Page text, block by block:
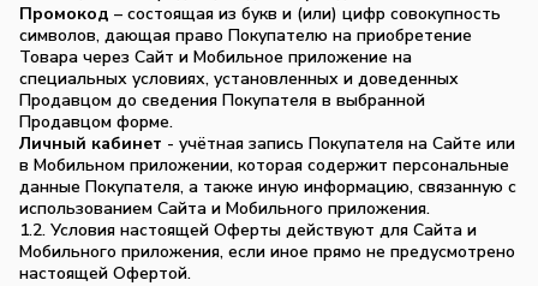
Промокод – состоящая из букв и (или) цифр совокупность
символов, дающая право Покупателю на приобретение
Товара через Сайт и Мобильное приложение на
специальных условиях, установленных и доведенных
Продавцом до сведения Покупателя в выбранной
Продавцом форме.
Личный кабинет - учётная запись Покупателя на Сайте или
в Мобильном приложении, которая содержит персональные
данные Покупателя, а также иную информацию, связанную с
использованием Сайта и Мобильного приложения.
1.2. Условия настоящей Оферты действуют для Сайта и
Мобильного приложения, если иное прямо не предусмотрено
настоящей Офертой.